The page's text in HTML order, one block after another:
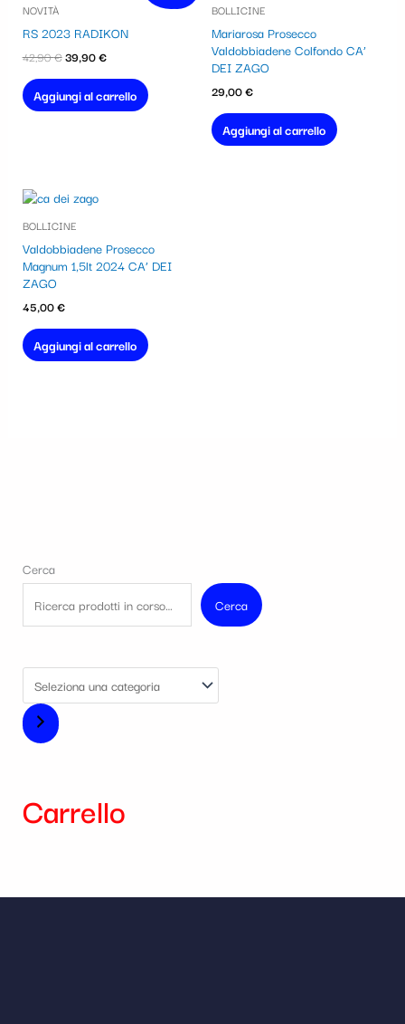
NOVITÀ
RS 2023 RADIKON
42,90€
era:
39,90€
è:
Aggiungi al carrello
BOLLICINE
Mariarosa Prosecco
Valdobbiadene Colfondo CA’
DEI ZAGO
29,00€
Aggiungi al carrello
BOLLICINE
Valdobbiadene Prosecco
Magnum 1,5lt 2024 CA’ DEI
ZAGO
45,00€
Aggiungi al carrello
Cerca
Cerca
Carrello